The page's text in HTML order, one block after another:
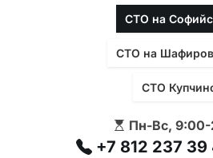
СТО на
СТО на
СТО
Пн-Вс, 9:00-
+7 812 237 39